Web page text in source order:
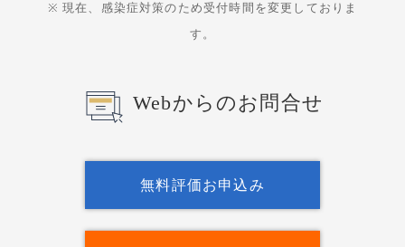
※ 現在、感染症対策のため受付時間を変更しておりま
す。
Webからのお問合せ
無料評価お申込み